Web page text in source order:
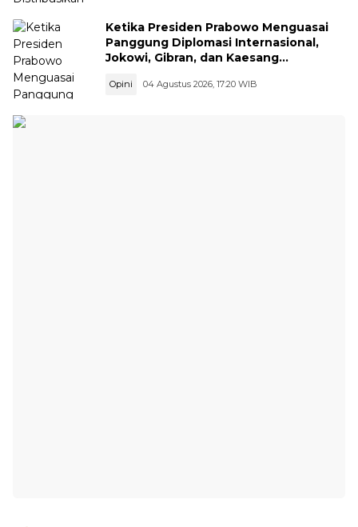
Ketika Presiden Prabowo Menguasai
Panggung Diplomasi Internasional,
Jokowi, Gibran, dan Kaesang
Opini 04 Agustus 2026, 17:20 WIB